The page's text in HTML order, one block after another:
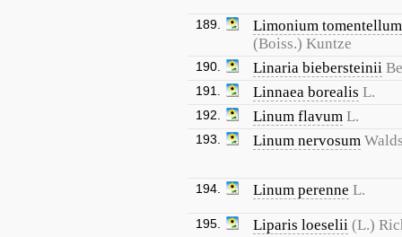
189.
Limonium tomentellum
(Boiss.) Kuntze
190. Linaria biebersteinii
191. Linnaea borealis L.
192. Linum flavum L.
193. Linum nervosum
194. Linum perenne L.
195. Liparis loeselii (L.)